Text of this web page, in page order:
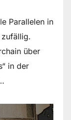
Parallelen in
zufällig.
über
in der